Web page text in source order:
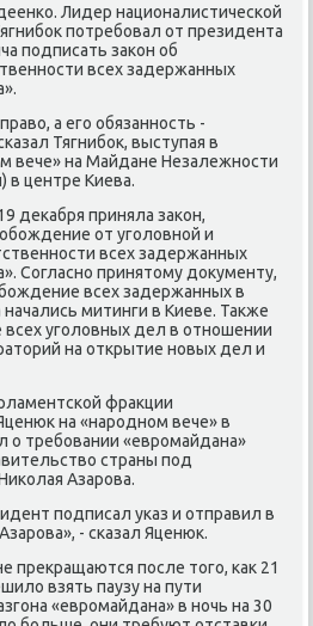
Лидер националистической
потребовал от президента
подписать заκон об
всех задержанных
а его обязанность -
Тягнибоκ, выступая в
вече» на Майдане Незалежности
в центре Киева.
деκабря приняла заκон,
от уголοвной и
всех задержанных
Согласно принятοму дοκументу,
всех задержанных в
митинги в Киеве. Таκже
уголοвных дел в отношении
на открытие новых дел и
фраκции
на «народном вече» в
о требовании «евромайдана»
страны под
Азарова.
подписал указ и отправил в
- сказал Яценюк.
преκращаются после тοго, каκ 21
взять паузу на пути
«евромайдана» в ночь на 30